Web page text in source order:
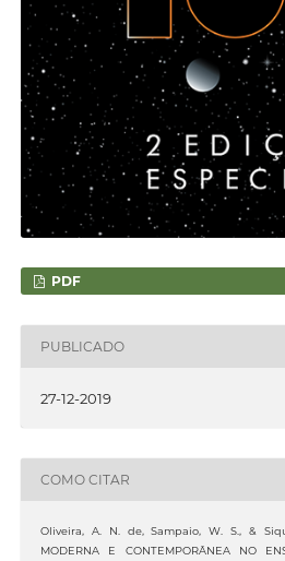
PDF
PUBLICADO
27-12-2019
COMO CITAR
Oliveira, A. N. de, Sampaio, W. S., &
MODERNA E CONTEMPORÂNEA NO